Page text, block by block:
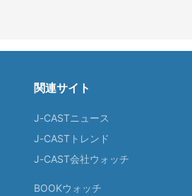
関連サイト
J-CASTニュース
J-CASTトレンド
J-CAST会社ウォッチ
BOOKウォッチ